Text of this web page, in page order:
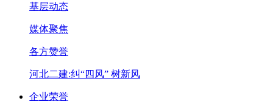
基层动态
媒体聚焦
各方赞誉
河北二建:纠“四风” 树新风
企业荣誉